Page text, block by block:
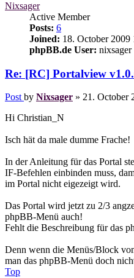
Nixsager
Active Member
Posts: 6
Joined: 18. October 2009
phpBB.de User: nixsager
Re: [RC] Portalview
Post by Nixsager » 21. October
Hi Christian_N
Isch hät da male dumme Frache!
In der Anleitung für das Portal
IF-Befehlen einbinden muss,
im Portal nicht eigezeigt wird.
Das Portal wird jetzt zu 2/3
phpBB-Menü auch!
Fehlt die Beschreibung für das
Denn wenn die Menüs/Block
man das phpBB-Menü doch
Top